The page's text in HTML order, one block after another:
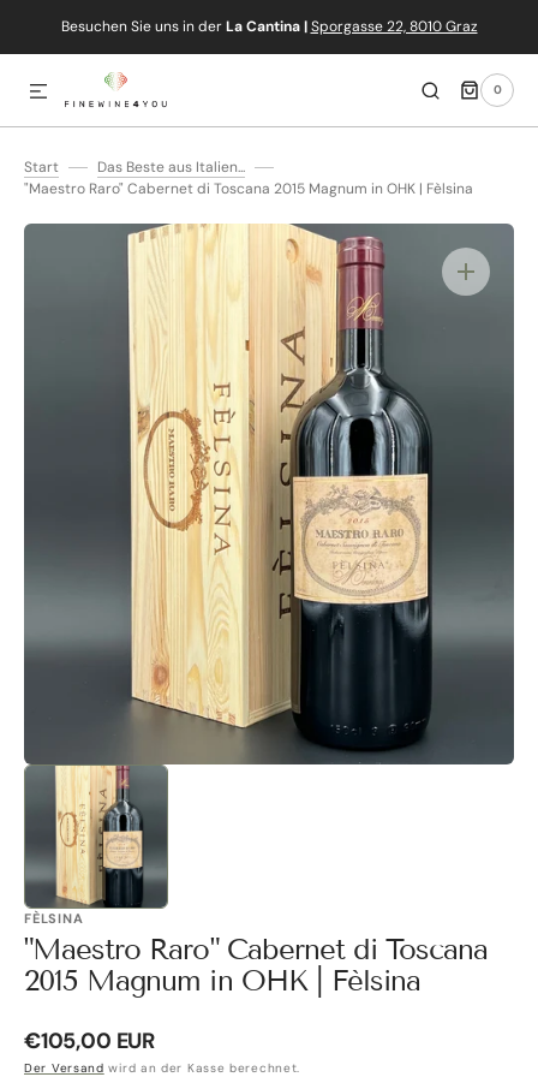
ZUM INHALT
Besuchen Sie uns in derLa Cantina | Sporgasse 22, 8010 Graz
0
0
ARTIKEL
Start
Das Beste aus Italien...
"Maestro Raro" Cabernet di Toscana 2015 Magnum in OHK | Fèlsina
FÈLSINA
"Maestro Raro" Cabernet di Toscana
2015 Magnum in OHK | Fèlsina
Normaler
€105,00 EUR
Der Versand wird an der Kasse berechnet.
Medien
Galerieansicht
öffnen